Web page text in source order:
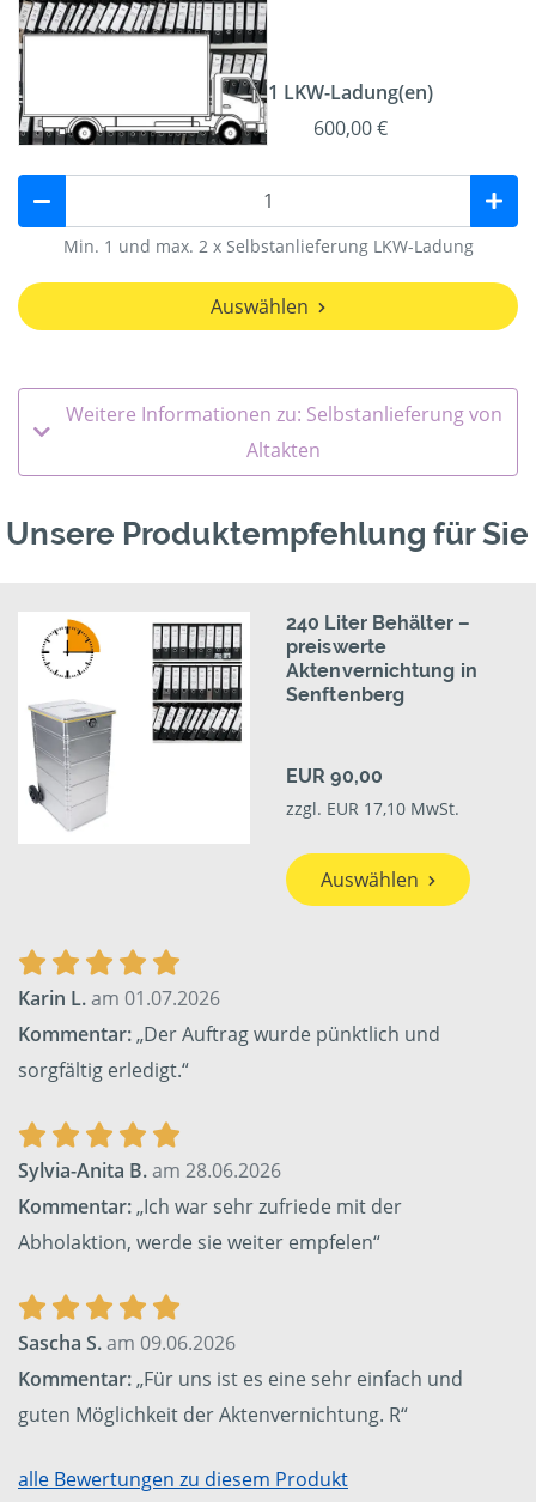
1 LKW-Ladung(en)
600,00 €
Min. 1 und max. 2 x Selbstanlieferung LKW-Ladung
Auswählen
Weitere Informationen zu: Selbstanlieferung von
Altakten
Unsere Produktempfehlung für Sie
240 Liter Behälter –
preiswerte
Aktenvernichtung in
Senftenberg
EUR 90,00
zzgl. EUR 17,10 MwSt.
Auswählen
Karin L.am 01.07.2026
Kommentar:„Der Auftrag wurde pünktlich und
sorgfältig erledigt.“
Sylvia-Anita B.am 28.06.2026
Kommentar:„Ich war sehr zufriede mit der
Abholaktion, werde sie weiter empfelen“
Sascha S.am 09.06.2026
Kommentar:„Für uns ist es eine sehr einfach und
guten Möglichkeit der Aktenvernichtung. R“
alle Bewertungen zu diesem Produkt